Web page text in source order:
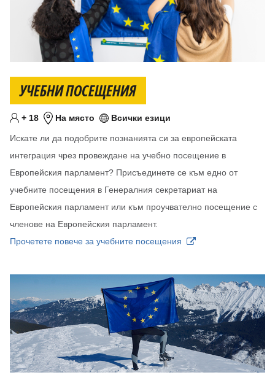
УЧЕБНИ ПОСЕЩЕНИЯ
Целева възраст
Минимум
+ 18години
Местоположение
На място Език/езици
Всички езици
Искате ли да подобрите познанията си за европейската
интеграция чрез провеждане на учебно посещение в
Европейския парламент? Присъединете се към едно от
учебните посещения в Генералния секретариат на
Европейския парламент или към проучвателно посещение с
членове на Европейския парламент.
Прочетете повече за учебните посещения